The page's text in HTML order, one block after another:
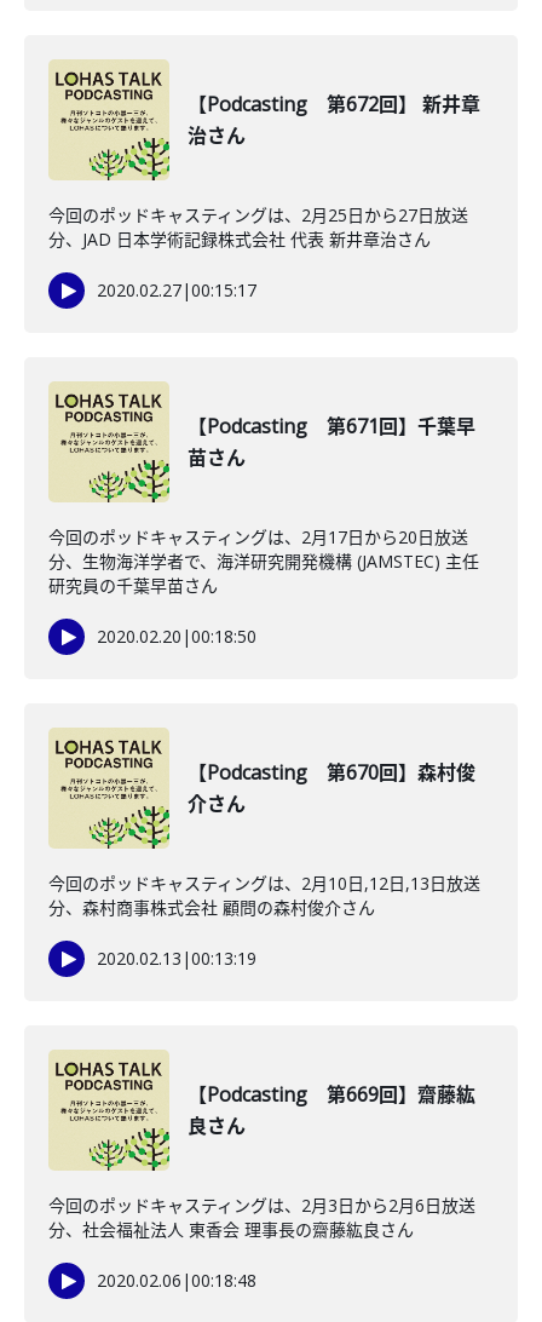
【Podcasting 第672回】 新井章
治さん
今回のポッドキャスティングは、2月25日から27日放送
分、JAD 日本学術記録株式会社 代表 新井章治さん
2020.02.27|00:15:17
【Podcasting 第671回】千葉早
苗さん
今回のポッドキャスティングは、2月17日から20日放送
分、生物海洋学者で、海洋研究開発機構 (JAMSTEC) 主任
研究員の千葉早苗さん
2020.02.20 |00:18:50
【Podcasting 第670回】森村俊
介さん
今回のポッドキャスティングは、2月10日,12日,13日放送
分、森村商事株式会社 顧問の森村俊介さん
2020.02.13 |00:13:19
【Podcasting 第669回】齋藤紘
良さん
今回のポッドキャスティングは、2月3日から2月6日放送
分、社会福祉法人 東香会 理事長の齋藤紘良さん
2020.02.06 |00:18:48